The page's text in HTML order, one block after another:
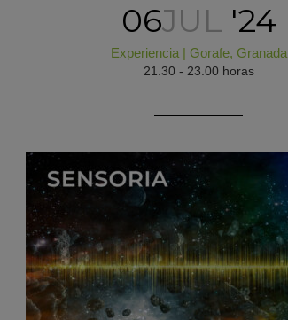
06JUL '24
Experiencia| Gorafe, Granada
21.30 - 23.00 horas